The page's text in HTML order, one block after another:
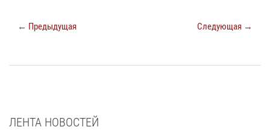
← Предыдущая Следующая →
ЛЕНТА НОВОСТЕЙ